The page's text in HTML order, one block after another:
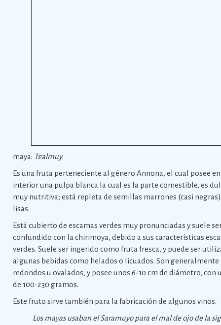
maya: Ts’almuy.
Es una fruta perteneciente al género Annona, el cual posee
interior una pulpa blanca la cual es la parte comestible, es
muy nutritiva; está repleta de semillas marrones (casi
lisas.
Está cubierto de escamas verdes muy pronunciadas y suele
confundido con la chirimoya, debido a sus características
verdes. Suele ser ingerido como fruta fresca, y puede ser
algunas bebidas como helados o licuados. Son generalmente
redondos u ovalados, y posee unos 6-10 cm de diámetro, con
de 100-230 gramos.
Este fruto sirve también para la fabricación de algunos vinos.
Los mayas usaban el Saramuyo para el mal de ojo de la